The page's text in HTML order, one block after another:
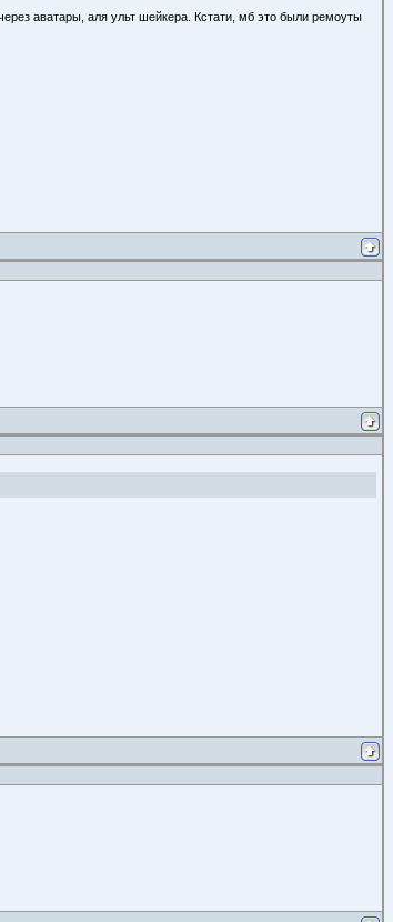
аватары, аля ульт шейкера. Кстати, мб это были ремоуты